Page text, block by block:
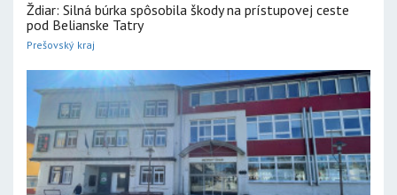
Ždiar: Silná búrka spôsobila škody na prístupovej ceste
pod Belianske Tatry
Prešovský kraj